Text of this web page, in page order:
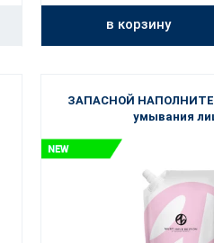
в корзину
ЗАПАСНОЙ
умывания